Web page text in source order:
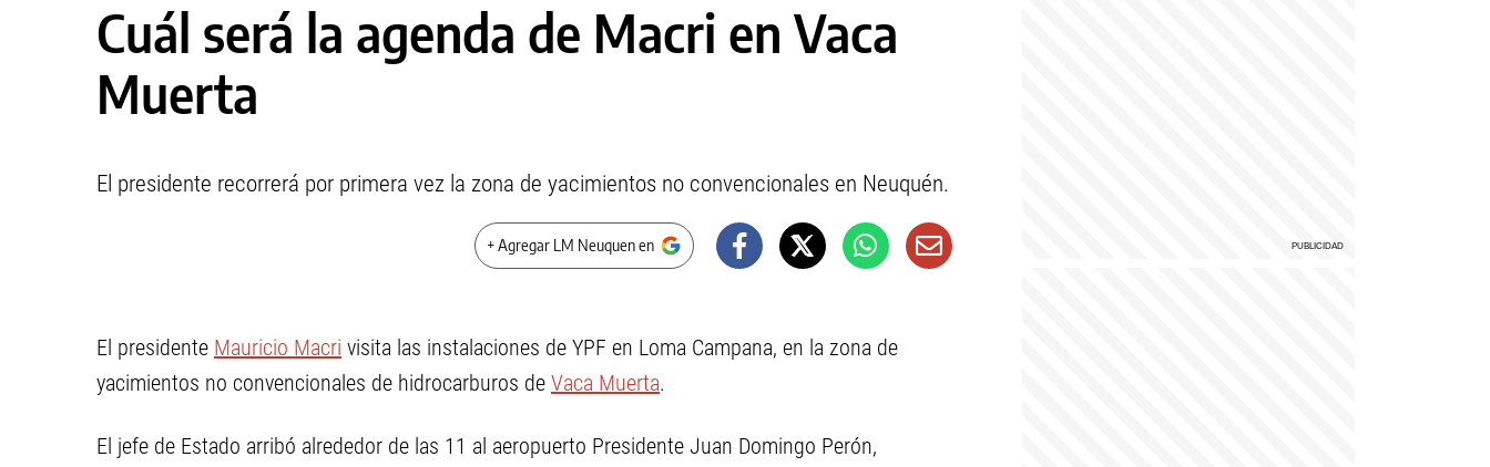
Cuál será la agenda de Macri en Vaca
Muerta
El presidente recorrerá por primera vez la zona de yacimientos no convencionales en Neuquén.
+ Agregar LM Neuquen en
El presidente Mauricio Macri visita las instalaciones de YPF en Loma Campana, en la zona de
yacimientos no convencionales de hidrocarburos de Vaca Muerta.
El jefe de Estado arribó alrededor de las 11 al aeropuerto Presidente Juan Domingo Perón,